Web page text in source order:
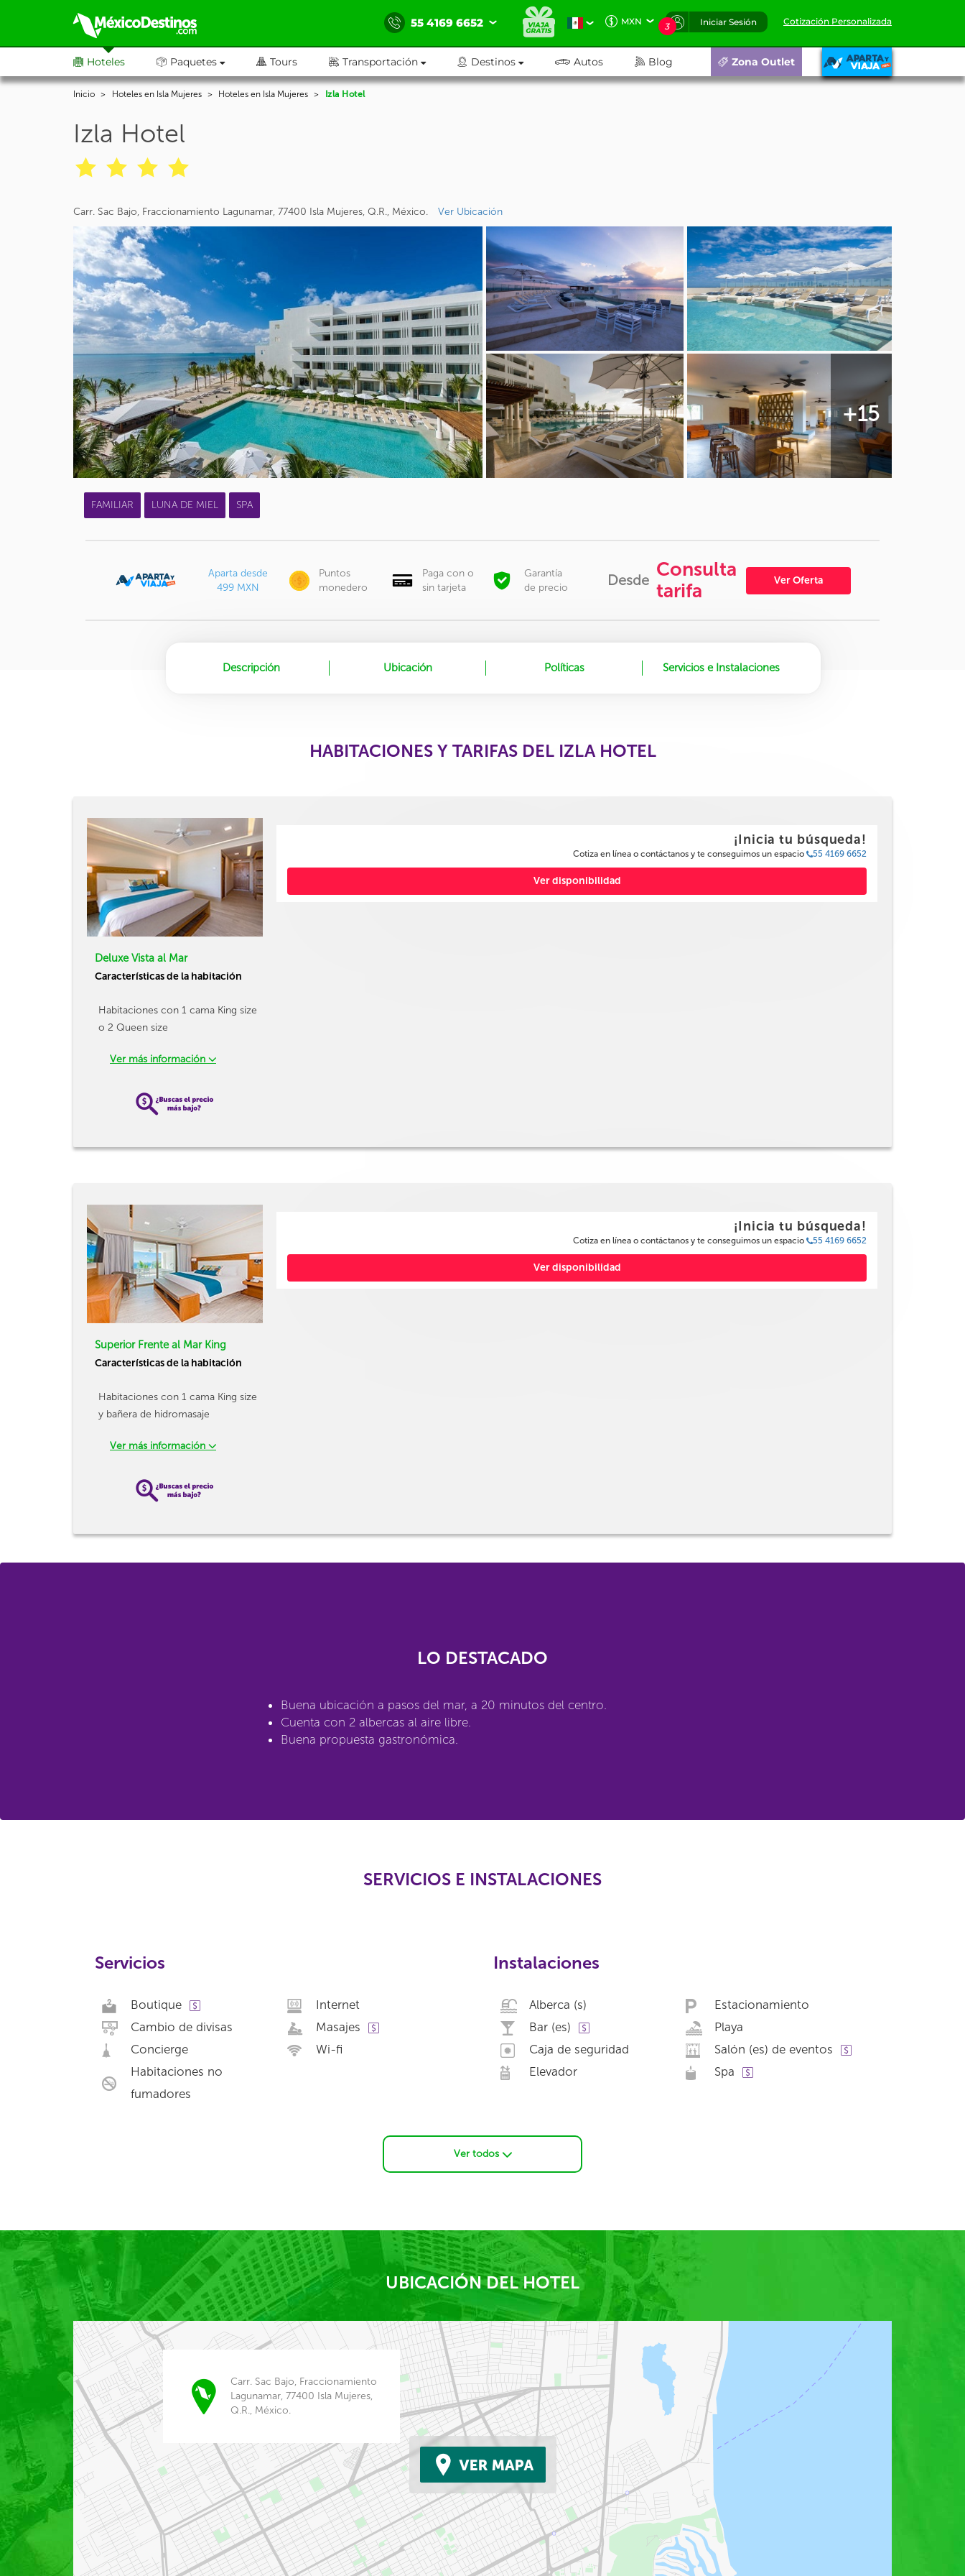
55 4169 6652 MXN 3 Iniciar Sesión Cotización Personalizada
Hoteles Paquetes Tours Transportación Destinos Autos Blog Zona Outlet
Inicio Hoteles en Isla Mujeres Hoteles en Isla Mujeres Izla Hotel
Izla Hotel
Carr. Sac Bajo, Fraccionamiento Lagunamar, 77400 Isla Mujeres, Q.R., México. Ver Ubicación
+15
FAMILIAR LUNA DE MIEL SPA
Aparta desde
499 MXN
Puntos
monedero
Paga con o
sin tarjeta
Garantía
de precio
Desde Consulta
tarifa
Ver Oferta
Descripción Ubicación Políticas Servicios e Instalaciones
HABITACIONES Y TARIFAS DEL IZLA HOTEL
Deluxe Vista al Mar
Características de la habitación
Habitaciones con 1 cama King size
o 2 Queen size
Ver más información
¡Inicia tu búsqueda!
Cotiza en línea o contáctanos y te conseguimos un espacio 55 4169 6652
Ver disponibilidad
Superior Frente al Mar King
Características de la habitación
Habitaciones con 1 cama King size
y bañera de hidromasaje
Ver más información
¡Inicia tu búsqueda!
Cotiza en línea o contáctanos y te conseguimos un espacio 55 4169 6652
Ver disponibilidad
LO DESTACADO
Buena ubicación a pasos del mar, a 20 minutos del centro.
Cuenta con 2 albercas al aire libre.
Buena propuesta gastronómica.
SERVICIOS E INSTALACIONES
Servicios
Boutique
Cambio de divisas
Concierge
Habitaciones no
fumadores
Internet
Masajes
Wi-fi
Instalaciones
Alberca (s)
Bar (es)
Caja de seguridad
Elevador
Estacionamiento
Playa
Salón (es) de eventos
Spa
Ver todos
UBICACIÓN DEL HOTEL
Carr. Sac Bajo, Fraccionamiento
Lagunamar, 77400 Isla Mujeres,
Q.R., México.